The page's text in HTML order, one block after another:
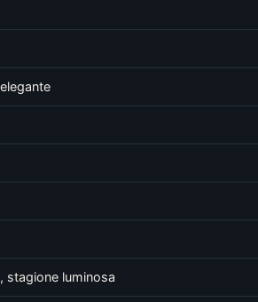
stagione luminosa